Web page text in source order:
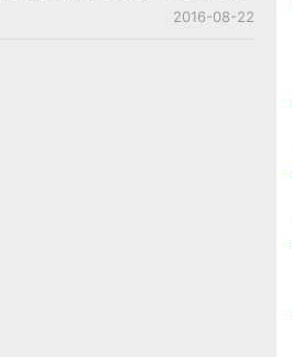
发布以来，该游戏获得了苹果83个地
2016-08-22